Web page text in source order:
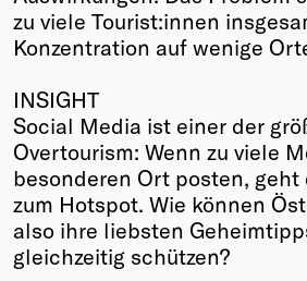
zu viele Tourist:innen
Konzentration auf wenige
INSIGHT
Social Media ist einer der
Overtourism: Wenn zu viele
besonderen Ort posten, geht
zum Hotspot. Wie können
also ihre liebsten
gleichzeitig schützen?